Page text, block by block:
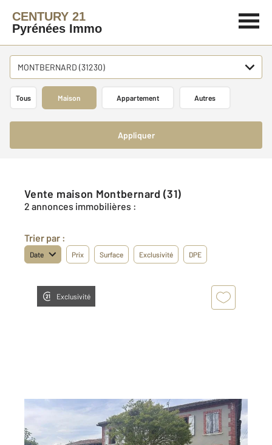
CENTURY 21
Pyrénées Immo
MONTBERNARD (31230)
Tous Maison Appartement Autres
Appliquer
Vente maison Montbernard (31)
2 annonces immobilières :
Trier par :
Date Prix Surface Exclusivité DPE
Exclusivité
MONTBERNARD 31
, 7 pièces
Ref : 177